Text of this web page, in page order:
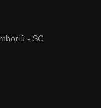
- SC